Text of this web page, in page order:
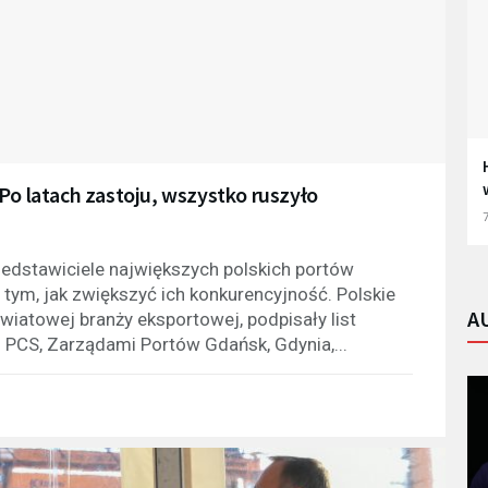
latach zastoju, wszystko ruszyło
największych polskich portów
jak zwiększyć ich konkurencyjność. Polskie
branży eksportowej, podpisały list
Zarządami Portów Gdańsk, Gdynia,...